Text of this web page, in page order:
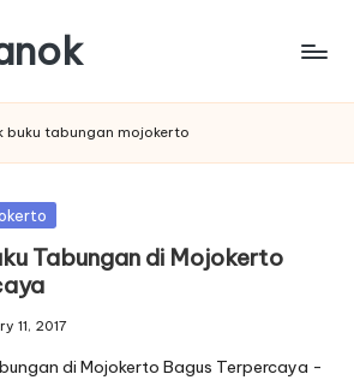
buku tabungan mojokerto
Tabungan di Mojokerto
11, 2017
di Mojokerto Bagus Terpercaya -